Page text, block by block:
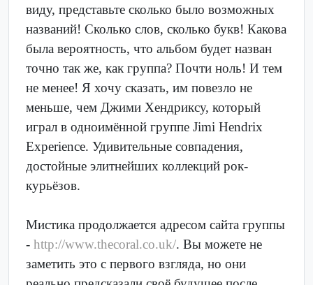
виду, представьте сколько было возможных
названий! Сколько слов, сколько букв! Какова
была вероятность, что альбом будет назван
точно так же, как группа? Почти ноль! И тем
не менее! Я хочу сказать, им повезло не
меньше, чем Джими Хендриксу, который
играл в одноимённой группе Jimi Hendrix
Experience. Удивительные совпадения,
достойные элитнейших коллекций рок-
курьёзов.
Мистика продолжается адресом сайта группы
- http://www.thecoral.co.uk/. Вы можете не
заметить это с первого взгляда, но они